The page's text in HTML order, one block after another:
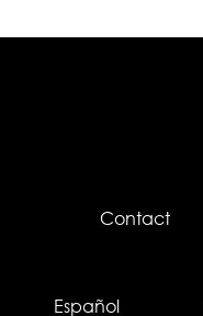
Contact
Español